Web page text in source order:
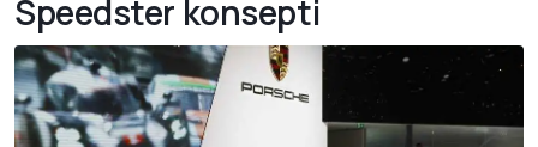
Speedster konsepti